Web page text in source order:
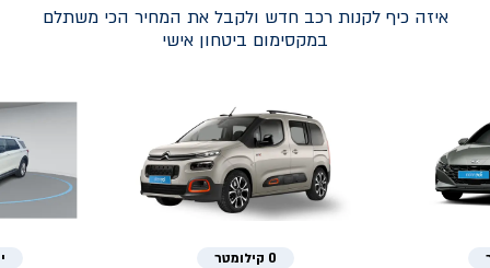
איזה כיף לקנות רכב חדש ולקבל את המחיר הכי משתלם
במקסימום ביטחון אישי
0 קילומטר